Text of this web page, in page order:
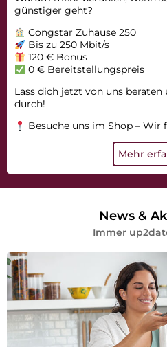
günstiger geht?
Congstar Zuhause 250
Bis zu 250 Mbit/s
120 € Bonus
0 € Bereitstellungspreis
Lass dich jetzt von uns
durch!
Besuche uns im Shop – Wir
Mehr
News &
Immer